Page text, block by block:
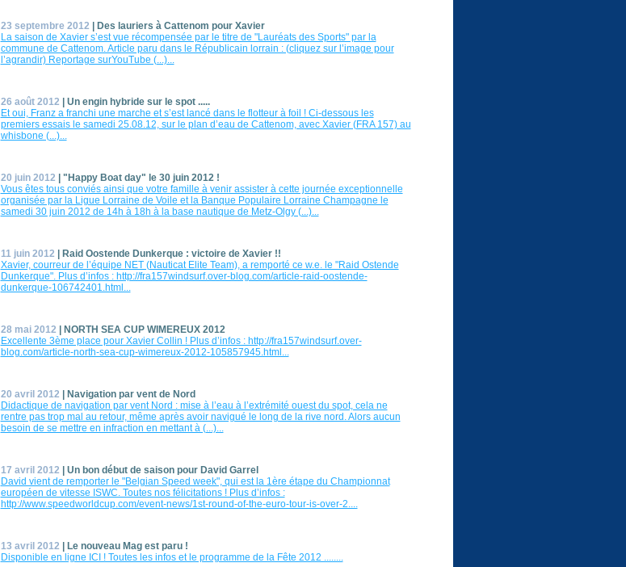
23 septembre 2012 | Des lauriers à Cattenom pour Xavier
La saison de Xavier s’est vue récompensée par le titre de "Lauréats des Sports" par la
commune de Cattenom. Article paru dans le Républicain lorrain : (cliquez sur l’image pour
l’agrandir) Reportage surYouTube (...)...
26 août 2012 | Un engin hybride sur le spot .....
Et oui, Franz a franchi une marche et s’est lancé dans le flotteur à foil ! Ci-dessous les
premiers essais le samedi 25.08.12, sur le plan d’eau de Cattenom, avec Xavier (FRA 157) au
whisbone (...)...
20 juin 2012 | "Happy Boat day" le 30 juin 2012 !
Vous êtes tous conviés ainsi que votre famille à venir assister à cette journée exceptionnelle
organisée par la Ligue Lorraine de Voile et la Banque Populaire Lorraine Champagne le
samedi 30 juin 2012 de 14h à 18h à la base nautique de Metz-Olgy (...)...
11 juin 2012 | Raid Oostende Dunkerque : victoire de Xavier !!
Xavier, courreur de l’équipe NET (Nauticat Elite Team), a remporté ce w.e. le "Raid Ostende
Dunkerque". Plus d’infos : http://fra157windsurf.over-blog.com/article-raid-oostende-
dunkerque-106742401.html...
28 mai 2012 | NORTH SEA CUP WIMEREUX 2012
Excellente 3ème place pour Xavier Collin ! Plus d’infos : http://fra157windsurf.over-
blog.com/article-north-sea-cup-wimereux-2012-105857945.html...
20 avril 2012 | Navigation par vent de Nord
Didactique de navigation par vent Nord : mise à l’eau à l’extrémité ouest du spot, cela ne
rentre pas trop mal au retour, même après avoir navigué le long de la rive nord. Alors aucun
besoin de se mettre en infraction en mettant à (...)...
17 avril 2012 | Un bon début de saison pour David Garrel
David vient de remporter le "Belgian Speed week", qui est la 1ère étape du Championnat
européen de vitesse ISWC. Toutes nos félicitations ! Plus d’infos :
http://www.speedworldcup.com/event-news/1st-round-of-the-euro-tour-is-over-2....
13 avril 2012 | Le nouveau Mag est paru !
Disponible en ligne ICI ! Toutes les infos et le programme de la Fête 2012 ........